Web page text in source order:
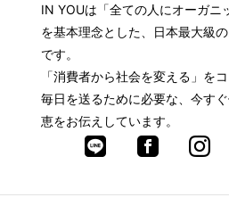
IN YOUは「全ての人にオーガニ
を基本理念とした、日本最大級
です。
「消費者から社会を変える」を
毎日を送るために必要な、今す
恵をお伝えしています。